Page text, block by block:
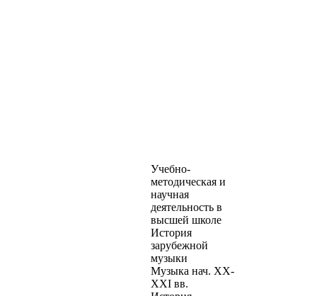
Учебно-
методическая и
научная
деятельность в
высшей школе
История
зарубежной
музыки
Музыка нач. XX-
XXI вв.